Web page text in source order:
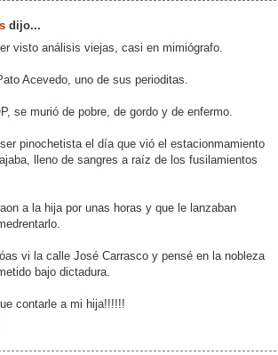
dijo...
visto análisis viejas, casi en mimiógrafo.
Acevedo, uno de sus perioditas.
se murió de pobre, de gordo y de enfermo.
pinochetista el día que vió el estacionmamiento
lleno de sangres a raíz de los fusilamientos
a la hija por unas horas y que le lanzaban
vi la calle José Carrasco y pensé en la nobleza
bajo dictadura.
contarle a mi hija!!!!!!